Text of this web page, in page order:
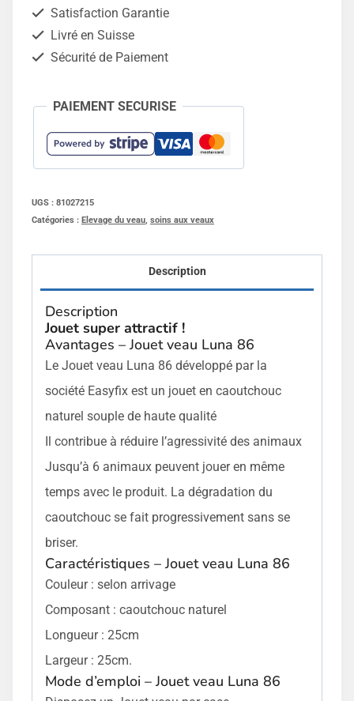
86
Satisfaction Garantie
Livré en Suisse
Sécurité de Paiement
PAIEMENT SECURISE
UGS : 81027215
Catégories : Elevage du veau soins aux veaux
Description
Description
Jouet super attractif !
Avantages – Jouet veau Luna 86
Le Jouet veau Luna 86 développé par la
société Easyfix est un jouet en caoutchouc
naturel souple de haute qualité
Il contribue à réduire l’agressivité des animaux
Jusqu’à 6 animaux peuvent jouer en même
temps avec le produit. La dégradation du
caoutchouc se fait progressivement sans se
briser.
Caractéristiques – Jouet veau Luna 86
Couleur : selon arrivage
Composant : caoutchouc naturel
Longueur : 25cm
Largeur : 25cm.
Mode d’emploi – Jouet veau Luna 86